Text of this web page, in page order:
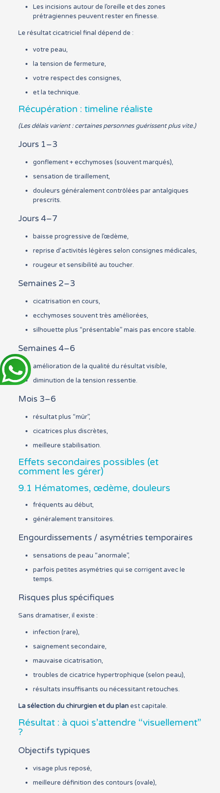
Les incisions autour de l’oreille et des zones
prétragiennes peuvent rester en finesse.
Le résultat cicatriciel final dépend de :
votre peau,
la tension de fermeture,
votre respect des consignes,
et la technique.
Récupération : timeline réaliste
(Les délais varient : certaines personnes guérissent plus vite.)
Jours 1–3
gonflement + ecchymoses (souvent marqués),
sensation de tiraillement,
douleurs généralement contrôlées par antalgiques
prescrits.
Jours 4–7
baisse progressive de l’œdème,
reprise d’activités légères selon consignes médicales,
rougeur et sensibilité au toucher.
Semaines 2–3
cicatrisation en cours,
ecchymoses souvent très améliorées,
silhouette plus “présentable” mais pas encore stable.
Semaines 4–6
amélioration de la qualité du résultat visible,
diminution de la tension ressentie.
Mois 3–6
résultat plus “mûr”,
cicatrices plus discrètes,
meilleure stabilisation.
Effets secondaires possibles (et
comment les gérer)
9.1 Hématomes, œdème, douleurs
fréquents au début,
généralement transitoires.
Engourdissements / asymétries temporaires
sensations de peau “anormale”,
parfois petites asymétries qui se corrigent avec le
temps.
Risques plus spécifiques
Sans dramatiser, il existe :
infection (rare),
saignement secondaire,
mauvaise cicatrisation,
troubles de cicatrice hypertrophique (selon peau),
résultats insuffisants ou nécessitant retouches.
La sélection du chirurgien et du planest capitale.
Résultat : à quoi s’attendre “visuellement”
?
Objectifs typiques
visage plus reposé,
meilleure définition des contours (ovale),